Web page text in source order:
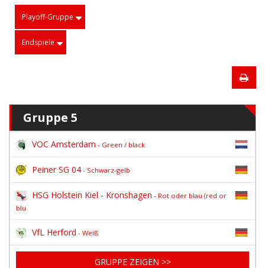
Playoff-Gruppe
Endspiele
Gruppe 5
VOC Amsterdam - Green / black
Peiner SG 04 - Schwarz-gelb
HSG Holstein Kiel - Kronshagen - Rot oder blau (red or
blu
VfL Herford - Weiß
GRUPPE ZEIGEN >>